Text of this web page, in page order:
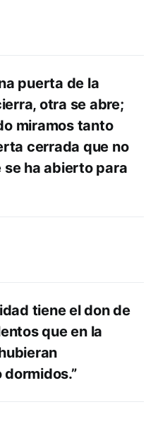
puerta de la
otra se abre;
miramos tanto
cerrada que no
se ha abierto para
tiene el don de
que en la